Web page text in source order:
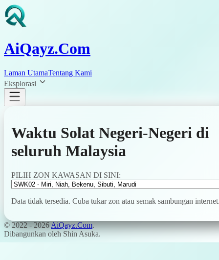
AiQayz.Com
Laman UtamaTentang Kami
Eksplorasi
Waktu Solat Negeri-Negeri di
seluruh Malaysia
PILIH ZON KAWASAN DI SINI:
Data tidak tersedia. Cuba tukar zon atau semak sambungan
© 2022 -2026AiQayz.Com.
Dibangunkan oleh Shin Asuka.